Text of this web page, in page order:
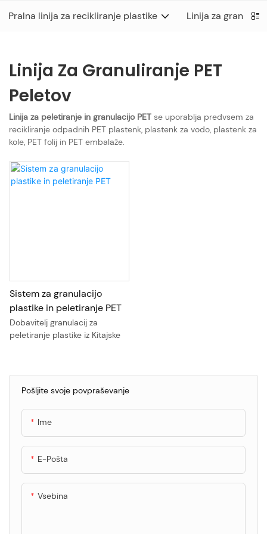
Pralna linija za recikliranje plastike Linija za
Linija Za Granuliranje PET
Peletov
Linija za peletiranje in granulacijo PET se uporablja predvsem za
recikliranje odpadnih PET plastenk, plastenk za vodo, plastenk za
kole, PET folij in PET embalaže.
Pošljite svoje povpraševanje
Ime
E-Pošta
Vsebina
Sistem za granulacijo
plastike in peletiranje PET
Dobavitelj granulacij za
peletiranje plastike iz Kitajske